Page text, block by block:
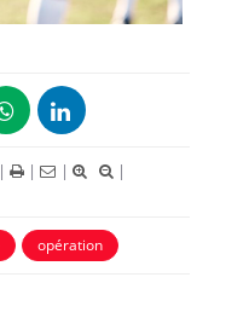
| | |
|
opération